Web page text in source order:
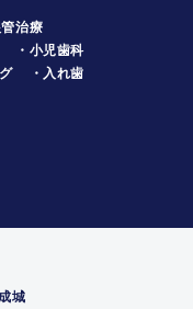
管治療
・小児歯科
・入れ歯
城